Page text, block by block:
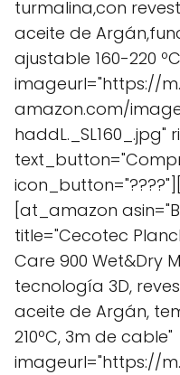
turmalina,con
aceite de
ajustable 160-220
imageurl="https://
amazon.com/
haddL._SL160_.jpg"
[at_amazon
title="Cecotec
Care 900 Wet&Dry
tecnología 3D,
aceite de Argán,
210ºC, 3m de cable"
imageurl="https://